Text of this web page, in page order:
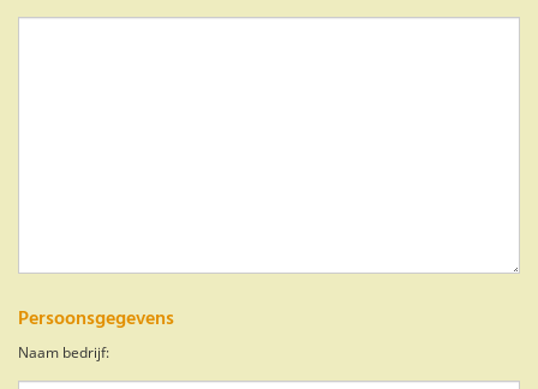
Persoonsgegevens
Naam bedrijf: